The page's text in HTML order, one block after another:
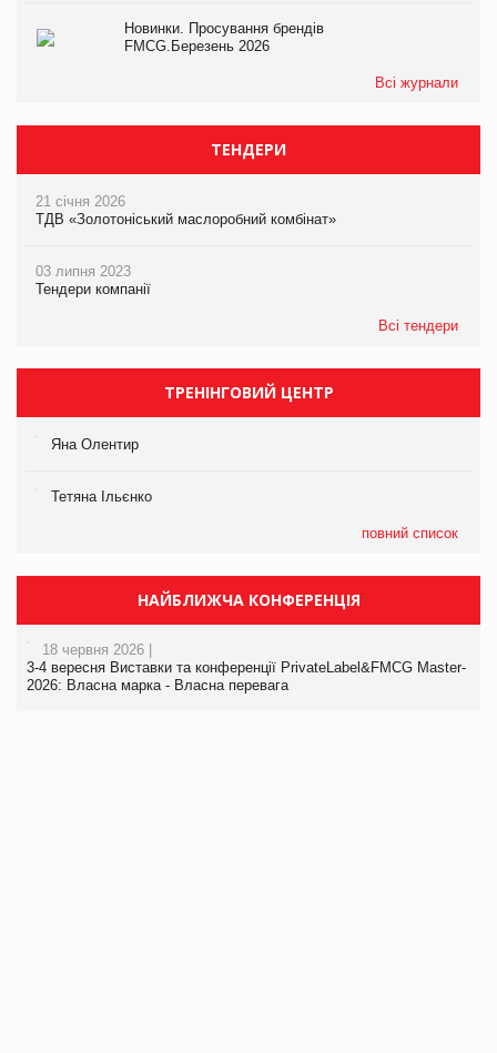
Новинки. Просування брендів
FMCG.Березень 2026
Всі журнали
ТЕНДЕРИ
21 січня 2026
ТДВ «Золотоніський маслоробний комбінат»
03 липня 2023
Тендери компанії
Всі тендери
ТРЕНІНГОВИЙ ЦЕНТР
Яна Олентир
Тетяна Ільєнко
повний список
НАЙБЛИЖЧА КОНФЕРЕНЦІЯ
18 червня 2026 |
3-4 вересня Виставки та конференції PrivateLabel&FMCG Master-
2026: Власна марка - Власна перевага